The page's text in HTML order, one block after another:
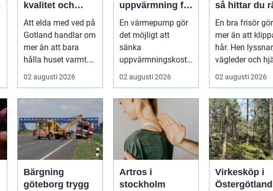
kvalitet och
hållbar värme på
gotland
Att elda med ved på
Gotland handlar om
mer än att bara
hålla huset varmt.
För många är
02 augusti 2026
uppvärmning för
moderna hem
En värmepump gör
det möjligt att
sänka
uppvärmningskostn
aderna rejält och
behagliga...
02 augusti 2026
så hittar du
salong för stil,
kvalitet och
känsla
En bra frisör gör
mer än att
hår. Hen
vägleder och
kunden att känna
02 augusti 2026
Bärgning
göteborg trygg
Artros i
stockholm
Virkesköp i